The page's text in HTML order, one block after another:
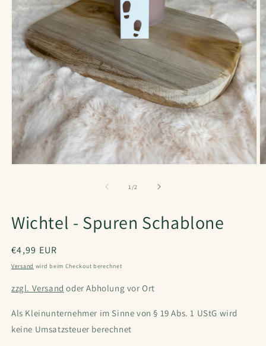
1/von
2
Wichtel - Spuren Schablone
Normaler
Preis
€4,99 EUR
Versand wird beim Checkout berechnet
zzgl. Versand oder Abholung vor Ort
Als Kleinunternehmer im Sinne von § 19 Abs. 1 UStG wird
keine Umsatzsteuer berechnet